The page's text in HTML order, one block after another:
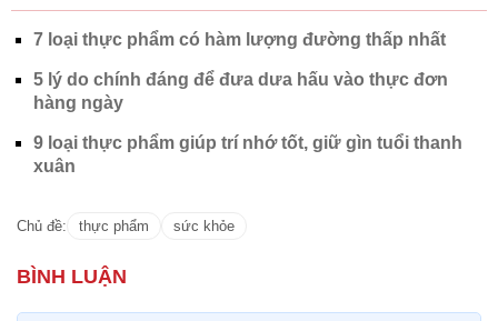
7 loại thực phẩm có hàm lượng đường thấp nhất
5 lý do chính đáng để đưa dưa hấu vào thực đơn
hàng ngày
9 loại thực phẩm giúp trí nhớ tốt, giữ gìn tuổi thanh
xuân
Chủ đề: thực phẩm sức khỏe